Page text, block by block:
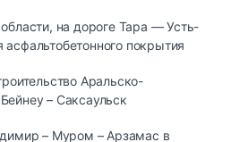
на дороге Тара — Усть-
покрытия
Аральско-
– Саксаульск
– Муром – Арзамас в